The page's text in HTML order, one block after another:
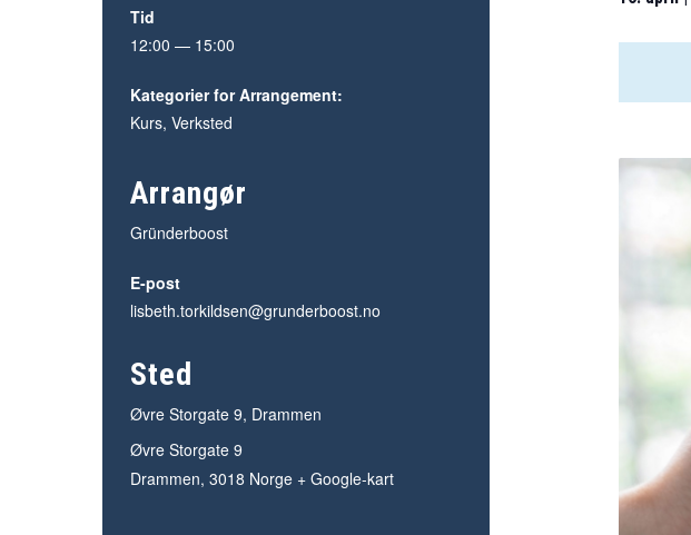
Tid
12:00 — 15:00
Kategorier for Arrangement:
Kurs, Verksted
Arrangør
Gründerboost
E-post
lisbeth.torkildsen@grunderboost.no
Sted
Øvre Storgate 9, Drammen
Øvre Storgate 9
Drammen, 3018 Norge + Google-kart